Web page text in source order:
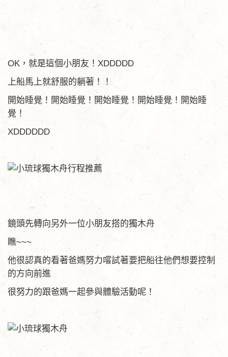
OK，就是這個小朋友！XDDDDD
上船馬上就舒服的躺著！！
開始睡覺！開始睡覺！開始睡覺！開始睡覺！開始睡
覺！
XDDDDDD
鏡頭先轉向另外一位小朋友搭的獨木舟
瞧~~~
他很認真的看著爸媽努力嚐試著要把船往他們想要控制
的方向前進
很努力的跟爸媽一起參與體驗活動呢！